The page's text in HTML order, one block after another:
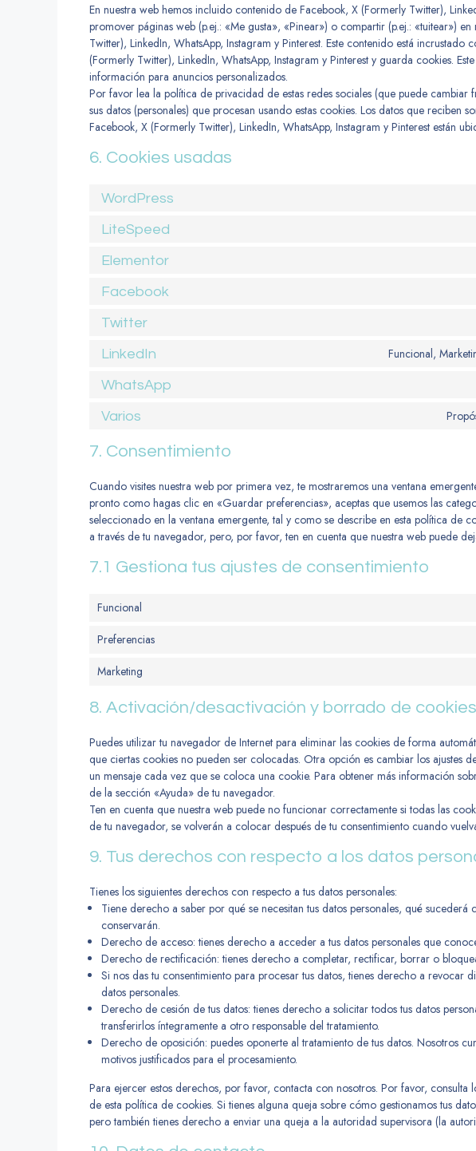
En nuestra web hemos incluido contenido de Facebook, X (Formerly Twitter),
promover páginas web (p.ej.: «Me gusta», «Pinear») o compartir (p.ej.: «tuitear»)
Twitter), LinkedIn, WhatsApp, Instagram y Pinterest. Este contenido está
(Formerly Twitter), LinkedIn, WhatsApp, Instagram y Pinterest y guarda cookies.
información para anuncios personalizados.
Por favor lea la política de privacidad de estas redes sociales (que puede cambiar
sus datos (personales) que procesan usando estas cookies. Los datos que reciben
Facebook, X (Formerly Twitter), LinkedIn, WhatsApp, Instagram y Pinterest están
6. Cookies usadas
WordPress
LiteSpeed
Elementor
Facebook
Twitter
LinkedIn Funcional,
WhatsApp
Varios
7. Consentimiento
Cuando visites nuestra web por primera vez, te mostraremos una ventana
pronto como hagas clic en «Guardar preferencias», aceptas que usemos las
seleccionado en la ventana emergente, tal y como se describe en esta política de
a través de tu navegador, pero, por favor, ten en cuenta que nuestra web puede
7.1 Gestiona tus ajustes de consentimiento
Funcional
Preferencias
Marketing
8. Activación/desactivación y borrado de cookies
Puedes utilizar tu navegador de Internet para eliminar las cookies de forma
que ciertas cookies no pueden ser colocadas. Otra opción es cambiar los ajustes
un mensaje cada vez que se coloca una cookie. Para obtener más información
de la sección «Ayuda» de tu navegador.
Ten en cuenta que nuestra web puede no funcionar correctamente si todas las
de tu navegador, se volverán a colocar después de tu consentimiento cuando
9. Tus derechos con respecto a los datos
Tienes los siguientes derechos con respecto a tus datos personales:
Tiene derecho a saber por qué se necesitan tus datos personales, qué
conservarán.
Derecho de acceso: tienes derecho a acceder a tus datos personales que
Derecho de rectificación: tienes derecho a completar, rectificar, borrar o
Si nos das tu consentimiento para procesar tus datos, tienes derecho a revocar
datos personales.
Derecho de cesión de tus datos: tienes derecho a solicitar todos tus datos
transferirlos íntegramente a otro responsable del tratamiento.
Derecho de oposición: puedes oponerte al tratamiento de tus datos. Nosotros
motivos justificados para el procesamiento.
Para ejercer estos derechos, por favor, contacta con nosotros. Por favor, consulta
de esta política de cookies. Si tienes alguna queja sobre cómo gestionamos tus
pero también tienes derecho a enviar una queja a la autoridad supervisora (la